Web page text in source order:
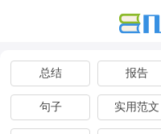
总结 报告
句子 实用范文